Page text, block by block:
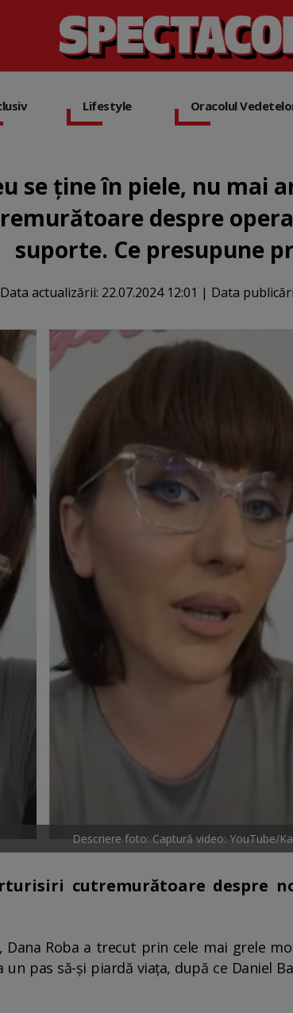
Lifestyle Oracolul
se ține în piele, nu mai
despre
suporte. Ce presupune
Data actualizării: 22.07.2024 12:01 | Data
Descriere foto: Captură video: YouTube/
cutremurătoare despre
Roba a trecut prin cele mai grele
pas să-și piardă viața, după ce Daniel